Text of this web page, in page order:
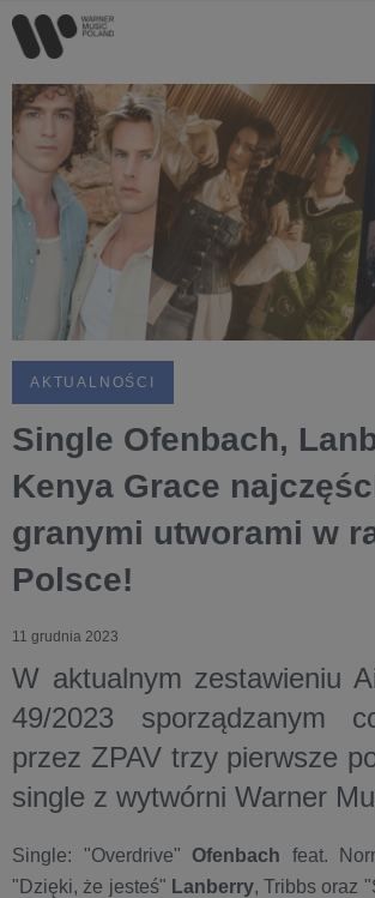
AKTUALNOŚCI
Single Ofenbach,
Kenya Grace
granymi utworami w
Polsce!
11 grudnia 2023
W aktualnym zestawieniu
49/2023 sporządzanym
przez ZPAV trzy pierwsze
single z wytwórni Warner
Single: "Overdrive" Ofenbach feat.
"Dzięki, że jesteś" Lanberry, Tribbs oraz